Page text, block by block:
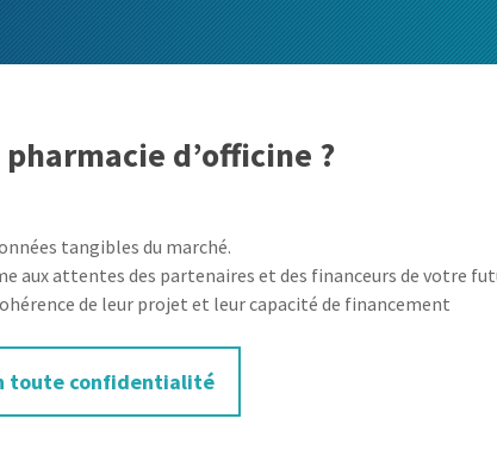
d’officine ?
tangibles du marché.
aux attentes des partenaires et des financeurs de votre
de leur projet et leur capacité de financement
toute confidentialité